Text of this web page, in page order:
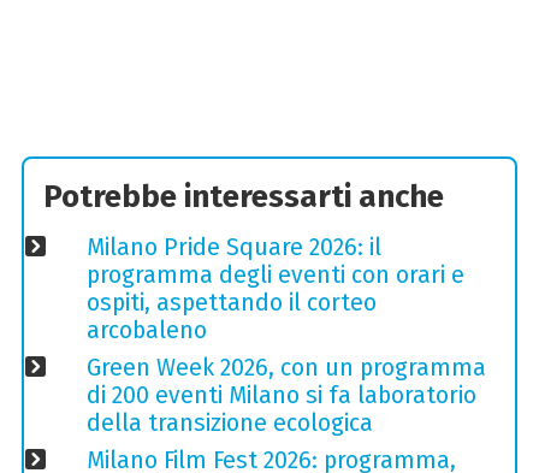
Potrebbe interessarti anche
Milano Pride Square 2026: il
programma degli eventi con orari e
ospiti, aspettando il corteo
arcobaleno
Green Week 2026, con un programma
di 200 eventi Milano si fa laboratorio
della transizione ecologica
Milano Film Fest 2026: programma,